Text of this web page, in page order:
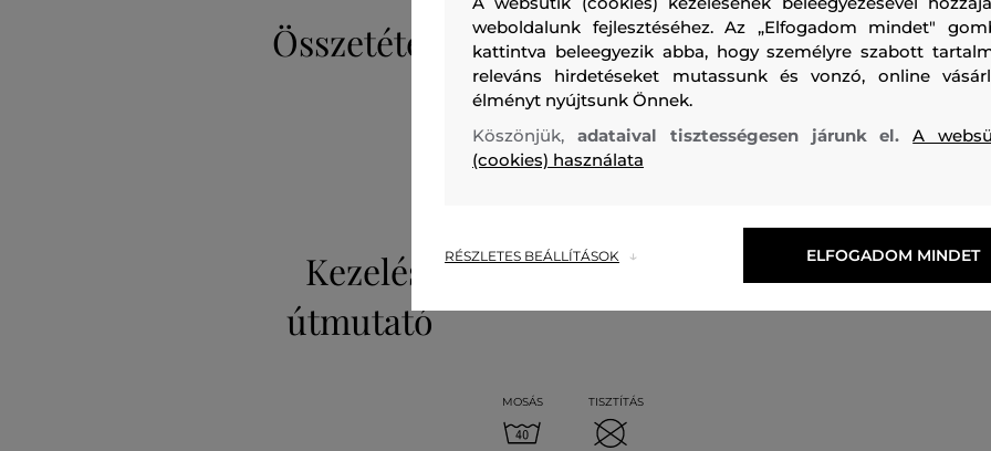
Összetétel
felső anyag
PAMUT
95 %
ELASZTÁN
5 %
Kezelési
útmutató
MOSÁS TISZTÍTÁS
weboldalunk fejlesztéséhez. Az „Elfogadom mindet"
kattintva beleegyezik abba, hogy személyre szabott
releváns hirdetéseket mutassunk és vonzó, online
élményt nyújtsunk Önnek.
Köszönjük, adataival tisztességesen járunk el.A
(cookies) használata
RÉSZLETES BEÁLLÍTÁSOK ELFOGADOM MINDET